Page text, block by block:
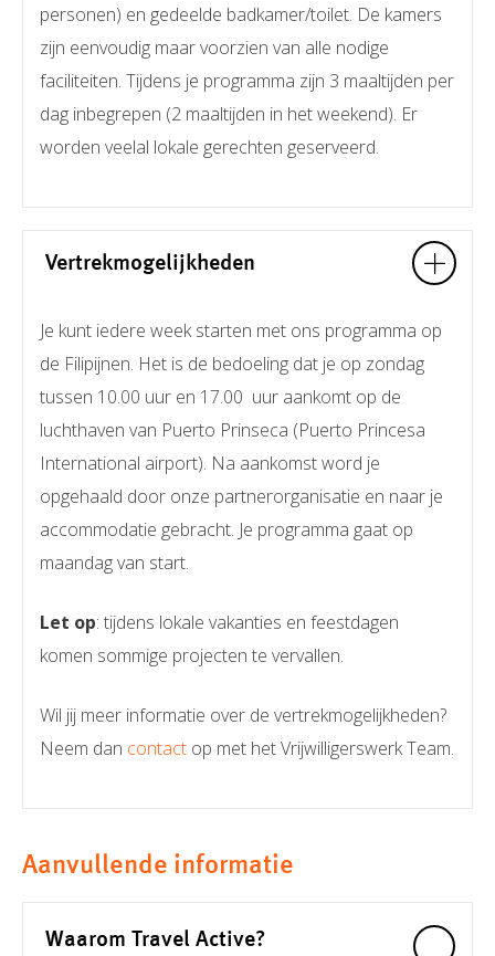
personen) en gedeelde badkamer/toilet. De kamers
zijn eenvoudig maar voorzien van alle nodige
faciliteiten. Tijdens je programma zijn 3 maaltijden per
dag inbegrepen (2 maaltijden in het weekend). Er
worden veelal lokale gerechten geserveerd.
Vertrekmogelijkheden
Je kunt iedere week starten met ons programma op
de Filipijnen. Het is de bedoeling dat je op zondag
tussen 10.00 uur en 17.00 uur aankomt op de
luchthaven van Puerto Prinseca (Puerto Princesa
International airport). Na aankomst word je
opgehaald door onze partnerorganisatie en naar je
accommodatie gebracht. Je programma gaat op
maandag van start.
Let op: tijdens lokale vakanties en feestdagen
komen sommige projecten te vervallen.
Wil jij meer informatie over de vertrekmogelijkheden?
Neem dan contact op met het Vrijwilligerswerk Team.
Aanvullende informatie
Waarom Travel Active?